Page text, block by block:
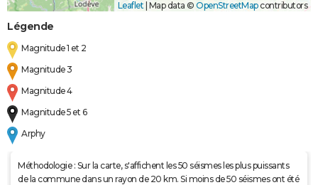
Leaflet | Map data © OpenStreetMapcontributors
Légende
Magnitude 1 et 2
Magnitude 3
Magnitude 4
Magnitude 5 et 6
Arphy
Méthodologie : Sur la carte, s'affichent les 50 séismes les plus puissants
de la commune dans un rayon de 20 km. Si moins de 50 séismes ont été